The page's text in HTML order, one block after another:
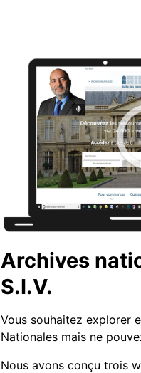
Archives
S.I.V.
Vous souhaitez explorer
Nationales mais ne
Nous avons conçu trois